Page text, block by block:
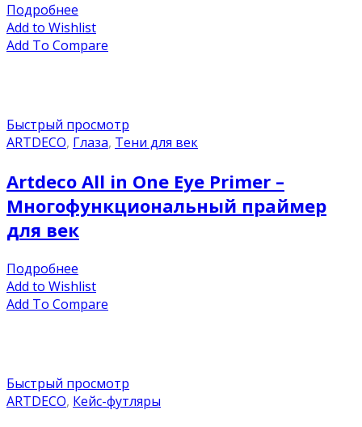
Подробнее
Add to Wishlist
Add To Compare
Быстрый просмотр
ARTDECO, Глаза, Тени для век
Artdeco All in One Eye Primer –
Многофункциональный праймер
для век
Подробнее
Add to Wishlist
Add To Compare
Быстрый просмотр
ARTDECO, Кейс-футляры